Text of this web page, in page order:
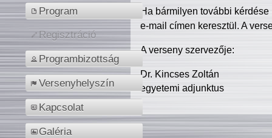
Program
Regisztráció
Programbizottság
Versenyhelyszín
Kapcsolat
Galéria
Ha bármilyen további
e-mail címen keresztül. A
A verseny szervezője:
Dr. Kincses Zoltán
egyetemi adjunktus